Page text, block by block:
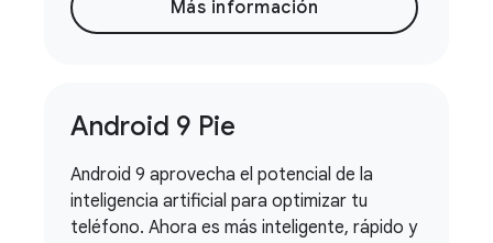
Más información
Android 9 Pie
Android 9 aprovecha el potencial de la
inteligencia artificial para optimizar tu
teléfono. Ahora es más inteligente, rápido y